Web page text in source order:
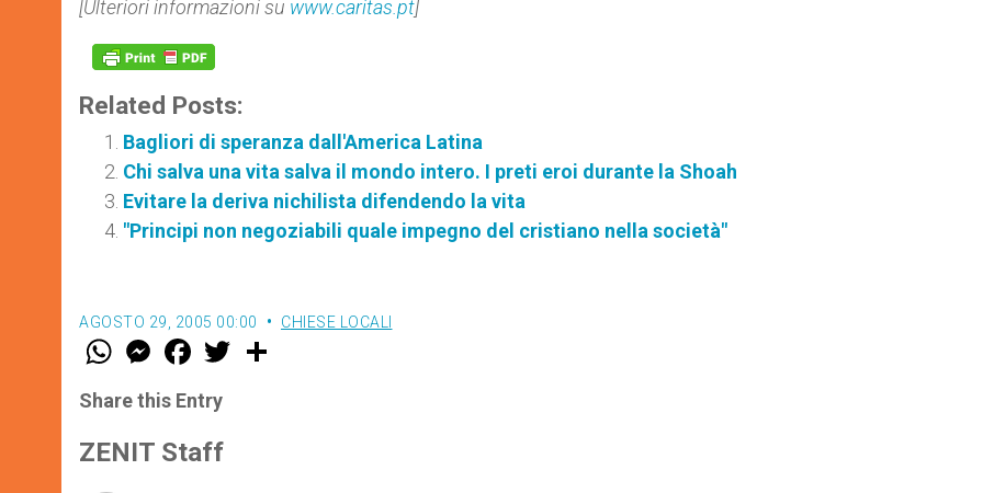
[Ulteriori informazioni su www.caritas.pt]
Related Posts:
Bagliori di speranza dall'America Latina
Chi salva una vita salva il mondo intero. I preti eroi durante la Shoah
Evitare la deriva nichilista difendendo la vita
"Principi non negoziabili quale impegno del cristiano nella società"
AGOSTO 29, 2005 00:00 CHIESE LOCALI
W
t
s
p
p
M
e
s
e
g
e
F
a
e
b
o
k
w
Share this Entry
ZENIT Staff